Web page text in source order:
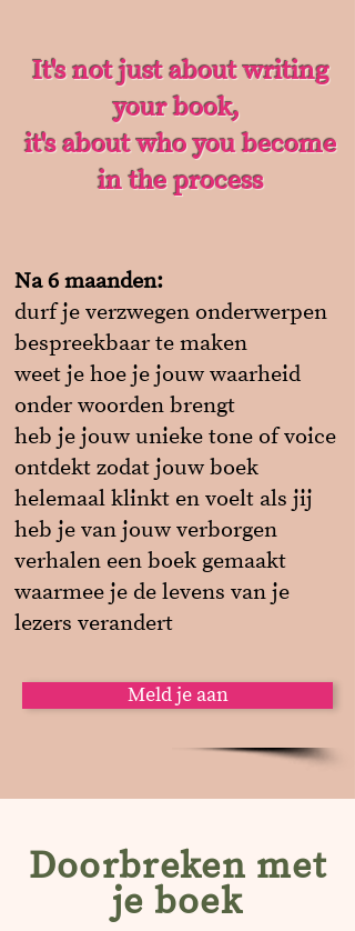
It's not just about writing
your book,
it's about who you become
in the process
Na 6 maanden:
durf je verzwegen onderwerpen
bespreekbaar te maken
weet je hoe je jouw waarheid
onder woorden brengt
heb je jouw unieke tone of voice
ontdekt zodat jouw boek
helemaal klinkt en voelt als jij
heb je van jouw verborgen
verhalen een boek gemaakt
waarmee je de levens van je
lezers verandert
Meld je aan
Doorbreken met
je boek